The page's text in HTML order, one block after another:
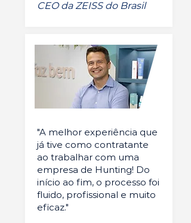
CEO da ZEISS do Brasil
"A melhor experiência que
já tive como contratante
ao trabalhar com uma
empresa de Hunting! Do
início ao fim, o processo foi
fluido, profissional e muito
eficaz."